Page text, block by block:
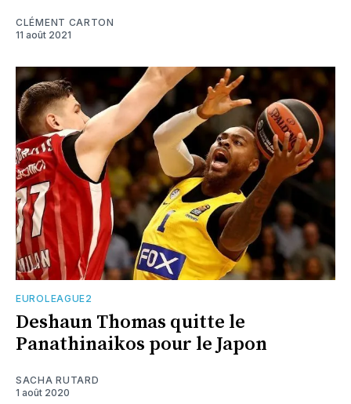
CLÉMENT CARTON
11 août 2021
EUROLEAGUE2
Deshaun Thomas quitte le
Panathinaikos pour le Japon
SACHA RUTARD
1 août 2020